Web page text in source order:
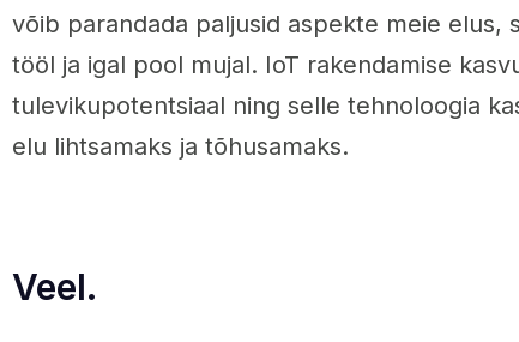
võib parandada paljusid aspekte meie elus,
tööl ja igal pool mujal. IoT rakendamise
tulevikupotentsiaal ning selle tehnoloogia
elu lihtsamaks ja tõhusamaks.
Veel.